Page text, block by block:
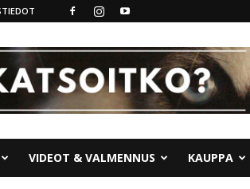
VIDEOT & VALMENNUS KAUPPA